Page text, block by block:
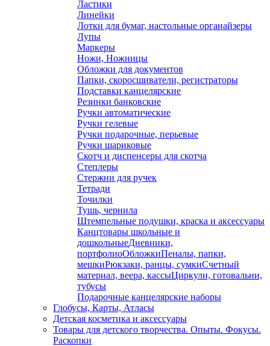
Ластики
Линейки
Лотки для бумаг, настольные органайзеры
Лупы
Маркеры
Ножи, Ножницы
Обложки для документов
Папки, скоросшиватели, регистраторы
Подставки канцелярские
Резинки банковские
Ручки автоматические
Ручки гелевые
Ручки подарочные, перьевые
Ручки шариковые
Скотч и диспенсеры для скотча
Степлеры
Стержни для ручек
Тетради
Точилки
Тушь, чернила
Штемпельные подушки, краска и аксессуары
Канцтовары школьные и
дошкольныеДневники,
портфолиоОбложкиПеналы, папки,
мешкиРюкзаки, ранцы, сумкиСчетный
материал, веера, кассыЦиркули, готовальни,
тубусы
Подарочные канцелярские наборы
Глобусы, Карты, Атласы
Детская косметика и аксессуары
Товары для детского творчества. Опыты. Фокусы.
Раскопки